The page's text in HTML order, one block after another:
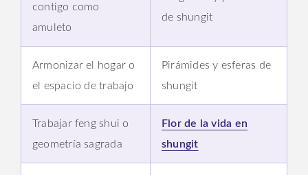
contigo como
amuleto
de shungit
Armonizar el hogar o
el espacio de trabajo
Pirámides y esferas de
shungit
Trabajar feng shui o
geometría sagrada
Flor de la vida en
shungit